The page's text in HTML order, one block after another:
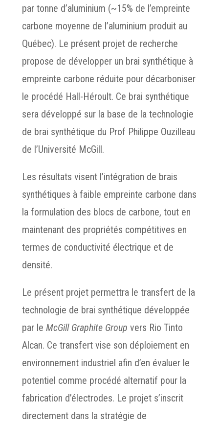
par tonne d’aluminium (~15% de l’empreinte
carbone moyenne de l’aluminium produit au
Québec). Le présent projet de recherche
propose de développer un brai synthétique à
empreinte carbone réduite pour décarboniser
le procédé Hall-Héroult. Ce brai synthétique
sera développé sur la base de la technologie
de brai synthétique du Prof Philippe Ouzilleau
de l’Université McGill.
Les résultats visent l’intégration de brais
synthétiques à faible empreinte carbone dans
la formulation des blocs de carbone, tout en
maintenant des propriétés compétitives en
termes de conductivité électrique et de
densité.
Le présent projet permettra le transfert de la
technologie de brai synthétique développée
par le McGill Graphite Group vers Rio Tinto
Alcan. Ce transfert vise son déploiement en
environnement industriel afin d’en évaluer le
potentiel comme procédé alternatif pour la
fabrication d’électrodes. Le projet s’inscrit
directement dans la stratégie de